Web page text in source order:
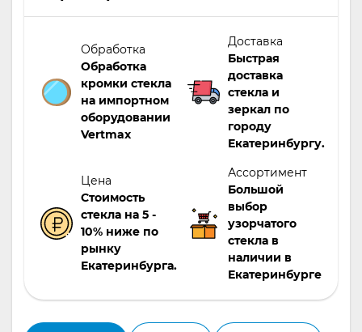
Обработка
Обработка
кромки стекла
на импортном
оборудовании
Vertmax
Доставка
Быстрая
доставка
стекла и
зеркал по
городу
Екатеринбургу.
Цена
Стоимость
стекла на 5 -
10% ниже по
рынку
Екатеринбурга.
Ассортимент
Большой
выбор
узорчатого
стекла в
наличии в
Екатеринбурге